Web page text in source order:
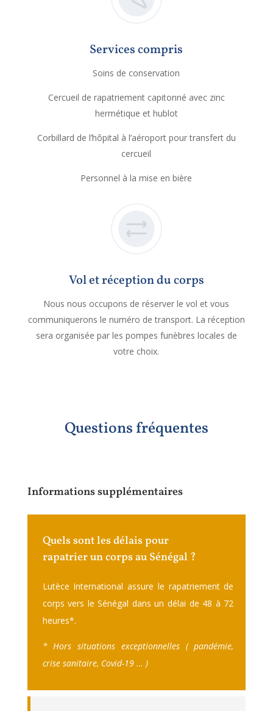
Services compris
Soins de conservation
Cercueil de rapatriement capitonné avec zinc
hermétique et hublot
Corbillard de l’hôpital à l’aéroport pour transfert du
cercueil
Personnel à la mise en bière
Vol et réception du corps
Nous nous occupons de réserver le vol et vous
communiquerons le numéro de transport. La réception
sera organisée par les pompes funèbres locales de
votre choix.
Questions fréquentes
Informations supplémentaires
Quels sont les délais pour
rapatrier un corps au Sénégal ?
Lutèce International assure le rapatriement de
corps vers le Sénégal dans un délai de 48 à 72
heures*.
* Hors situations exceptionnelles ( pandémie,
crise sanitaire, Covid-19 … )